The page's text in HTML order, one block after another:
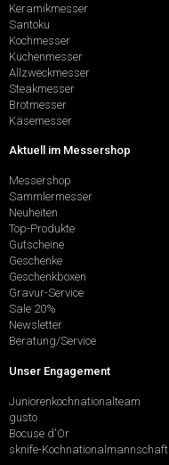
Keramikmesser
Santoku
Kochmesser
Küchenmesser
Allzweckmesser
Steakmesser
Brotmesser
Käsemesser
Aktuell im Messershop
Messershop
Sammlermesser
Neuheiten
Top-Produkte
Gutscheine
Geschenke
Geschenkboxen
Gravur-Service
Sale 20%
Newsletter
Beratung/Service
Unser Engagement
Juniorenkochnationalteam
gusto
Bocuse d'Or
sknife-Kochnationalmannschaft